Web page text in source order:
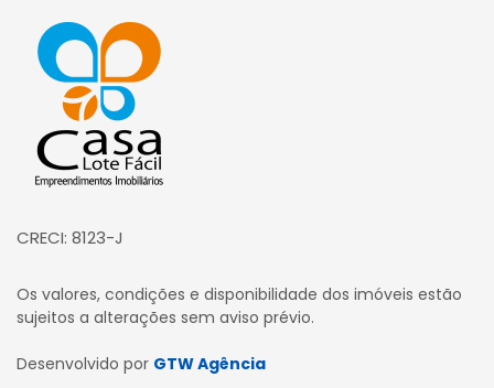
Página inicial
CRECI: 8123-J
Os valores, condições e disponibilidade dos imóveis estão
sujeitos a alterações sem aviso prévio.
Desenvolvido por GTW Agência